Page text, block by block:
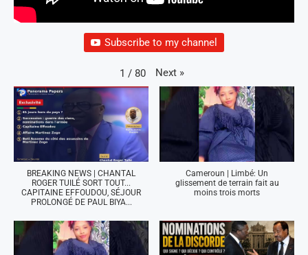
Subscribe to my channel
1 / 80 Next »
BREAKING NEWS | CHANTAL
ROGER TUILÉ SORT TOUT...
CAPITAINE EFFOUDOU, SÉJOUR
PROLONGÉ DE PAUL BIYA...
Cameroun | Limbé: Un
glissement de terrain fait au
moins trois morts